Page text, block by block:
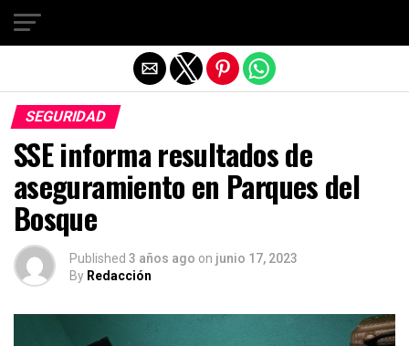
SEGURIDAD
SSE informa resultados de
aseguramiento en Parques del
Bosque
Published 3 años ago on junio 17, 2023
By Redacción